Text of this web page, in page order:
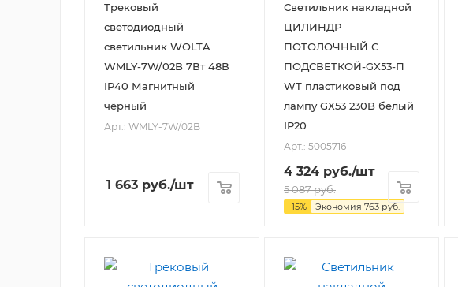
Трековый
светодиодный
светильник WOLTA
WMLY-7W/02B 7Вт 48В
IP40 Магнитный
чёрный
Арт.: WMLY-7W/02B
1 663 руб./шт
Светильник накладной
ЦИЛИНДР
ПОТОЛОЧНЫЙ С
ПОДСВЕТКОЙ-GX53-П
WT пластиковый под
лампу GX53 230B белый
IP20
Арт.: 5005716
4 324 руб./шт
5 087руб.
-15% Экономия 763 руб.